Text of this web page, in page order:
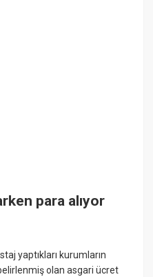
para alıyor
yaptıkları kurumların
olan asgari ücret